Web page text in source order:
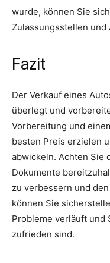
wurde, können Sie
Zulassungsstellen
Fazit
Der Verkauf eines
überlegt und
Vorbereitung und
besten Preis erzielen
abwickeln. Achten Sie
Dokumente
zu verbessern und
können Sie
Probleme verläuft und
zufrieden sind.